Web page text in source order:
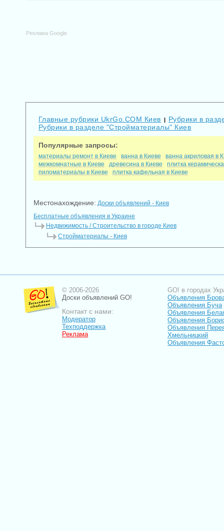
Реклама Google
Главные рубрики UkrGo.COM Киев
Рубрики в
Рубрики в разделе "Стройматериалы" Киев
Популярные запросы:
материалы ремонт в Киеве ванна в Киеве
ванна акриловая в
межкомнатные в Киеве
древесина в Киеве
плитка
пиломатериалы в Киеве
плитка кафельная в Киеве
Местонахождение: Доски объявлений - Киев
Бесплатные объявления в Украине
Недвижимость / Строительство в городе Киев
Стройматериалы - Киев
© 2006-2026
Доски объявлений GO!
Контакт с нами:
Модератор
Техподдержка
Реклама
GO! в городах
Объявления
Объявления Буча
Объявления
Объявления
Объявления
Хмельницкий
Объявления